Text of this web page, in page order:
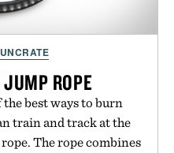
ROPE
best ways to burn
train and track at the
The rope combines